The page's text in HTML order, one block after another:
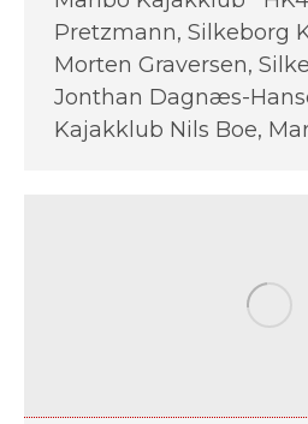
Pretzmann, Silkeborg
Morten Graversen,
Jonthan Dagnæs-
Kajakklub Nils Boe,